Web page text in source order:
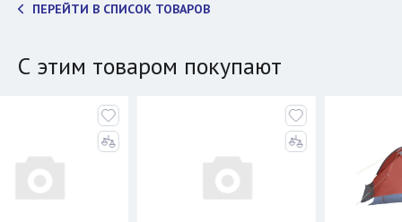
ПЕРЕЙТИ В СПИСОК ТОВАРОВ
С этим товаром покупают